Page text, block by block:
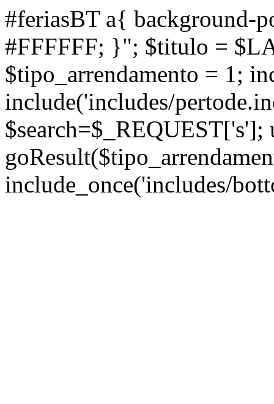
#feriasBT a{ background-
#FFFFFF; }"; $titulo =
$tipo_arrendamento = 1;
include('includes/
$search=$_REQUEST['s'];
include_once('includes/